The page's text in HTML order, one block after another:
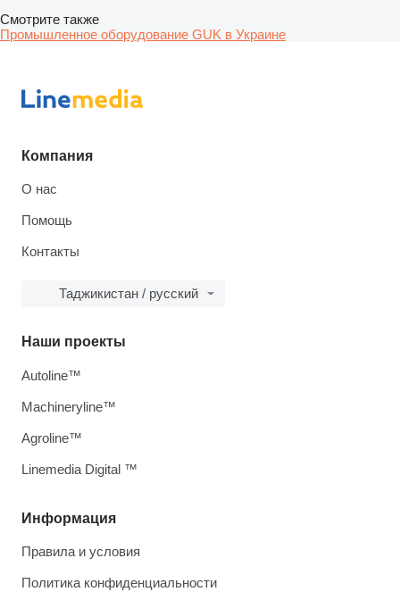
Смотрите также
Промышленное оборудование GUK в Украине
Компания
О нас
Помощь
Контакты
Таджикистан / русский
Информация
Правила и условия
Политика конфиденциальности
Наши проекты
Autoline™
Machineryline™
Agroline™
Linemedia Digital ™